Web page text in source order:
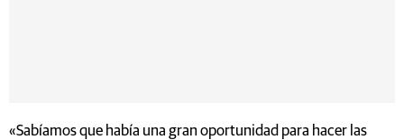
«Sabíamos que había una gran oportunidad para hacer las